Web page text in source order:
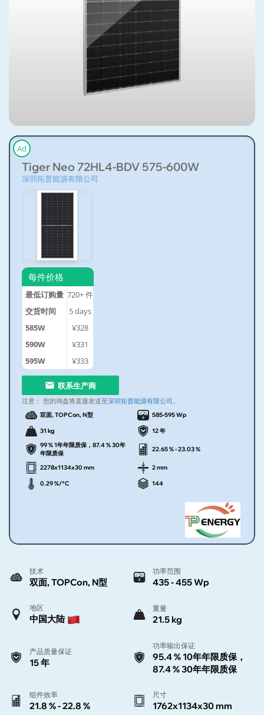
Ad
Tiger Neo 72HL4-BDV 575-600W
深圳拓普能源有限公司
每件价格
最低订购量 720+件
交货时间
5days
585W
¥328
590W
¥331
595W
¥333
联系生产商
注意： 您的询盘将直接发送至深圳拓普能源有限公司 。
双面, TOPCon, N型 585-595 Wp
31 kg
12 年
99 % 1年年限质保，87.4 % 30年
年限质保
22.65 % - 23.03 %
2278x1134x30 mm 2 mm
0.29 %/°C 144
技术
双面, TOPCon, N型
功率范围
435 - 455 Wp
地区
中国大陆
重量
21.5 kg
产品质量保证
15 年
功率输出保证
95.4 % 10年年限质保，
87.4 % 30年年限质保
组件效率
21.8 % - 22.8 %
尺寸
1762x1134x30 mm